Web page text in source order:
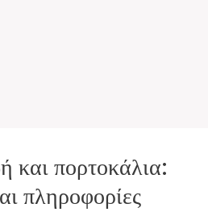
και πορτοκάλια:
πληροφορίες